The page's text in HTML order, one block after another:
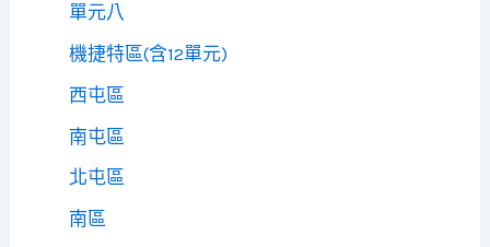
單元八
機捷特區(含12單元)
西屯區
南屯區
北屯區
南區